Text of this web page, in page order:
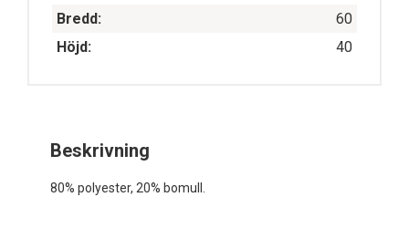
Bredd:
60
Höjd:
40
Beskrivning
80% polyester, 20% bomull.